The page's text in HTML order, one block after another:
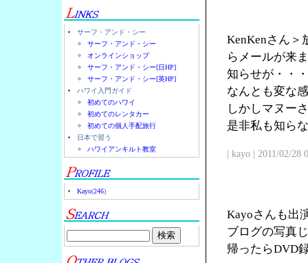
サーフ・アンド・シー
サーフ・アンド・シー
オンラインショップ
サーフ・アンド・シー[日HP]
サーフ・アンド・シー[英HP]
ハワイ入門ガイド
初めてのハワイ
初めてのレンタカー
初めての個人手配旅行
日本で習う
ハワイアンキルト教室
Kayo(246)
KenKenさん＞
らメールが来
知らせが・・・
なんとも変な
しかしマヌー
是非私も知ら
| kayo | 2011/02/28
Kayoさんも出
ブログの写真
帰ったらDVD